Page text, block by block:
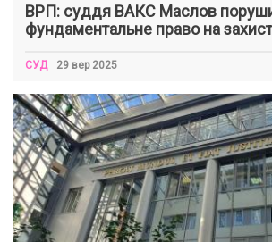
ВРП: суддя ВАКС Маслов
фундаментальне право на захист
СУД 29 вер 2025